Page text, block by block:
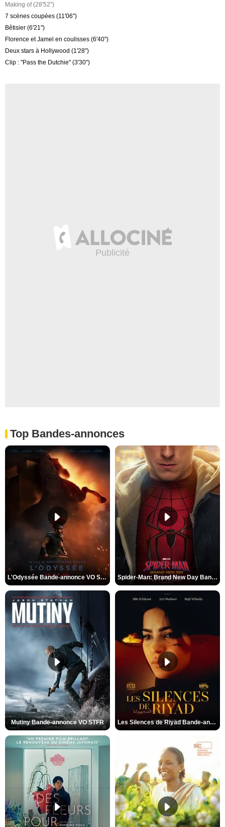
Making of (28'52")
7 scènes coupées (11'06")
Bêtisier (6'21")
Florence et Jamel en coulisses (6'40")
Deux stars à Hollywood (1'28")
Clip : "Pass the Dutchie" (3'30")
Top Bandes-annonces
L'Odyssée Bande-annonce VO STFR Spider-Man: Brand New Day Bande-annonce VO STFR
Mutiny Bande-annonce VO STFR Les Silences de Riyad Bande-annonce VO STFR